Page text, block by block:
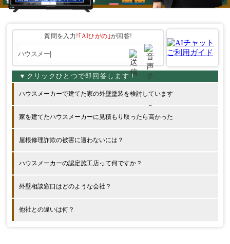
質問を入力! ｢AIひがの｣が回答!
ハウスメーカーで建てた家の外壁塗装を検討しています
家を建てたハウスメーカーに見積もり取ったら高かった
屋根修理詐欺の被害に遭わないには？
ハウスメーカーの認定施工店って何ですか？
外壁相談窓口はどのような会社？
他社との違いは何？